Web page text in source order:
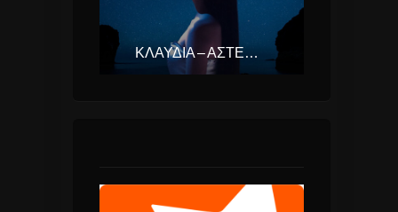
ΚΛΑΥΔΊΑ – ΑΣΤΕΡΟΜΆΤΑ (EUROVISION ΕΛΛΆΔΑ 2025)